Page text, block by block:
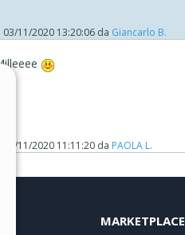
03/11/2020 13:20:06 da Giancarlo B.
05/11/2020 11:11:20 da PAOLA L.
MARKETPLACE